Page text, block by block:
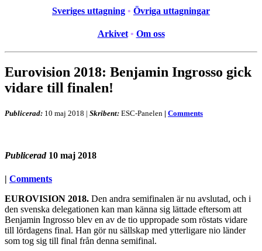
Sveriges uttagning • Övriga uttagningar
Arkivet • Om oss
Eurovision 2018: Benjamin Ingrosso gick
vidare till finalen!
Publicerad: 10 maj 2018 | Skribent: ESC-Panelen | Comments
Publicerad 10 maj 2018
| Comments
EUROVISION 2018. Den andra semifinalen är nu avslutad, och i
den svenska delegationen kan man känna sig lättade eftersom att
Benjamin Ingrosso blev en av de tio uppropade som röstats vidare
till lördagens final. Han gör nu sällskap med ytterligare nio länder
som tog sig till final från denna semifinal.